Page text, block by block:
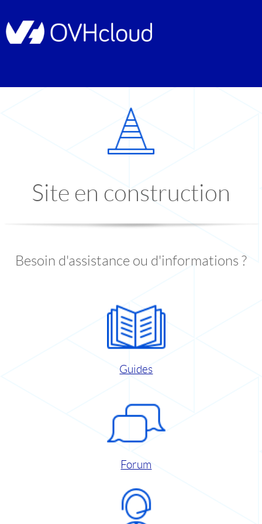
Site en construction
Besoin d'assistance ou d'informations ?
Guides
Forum